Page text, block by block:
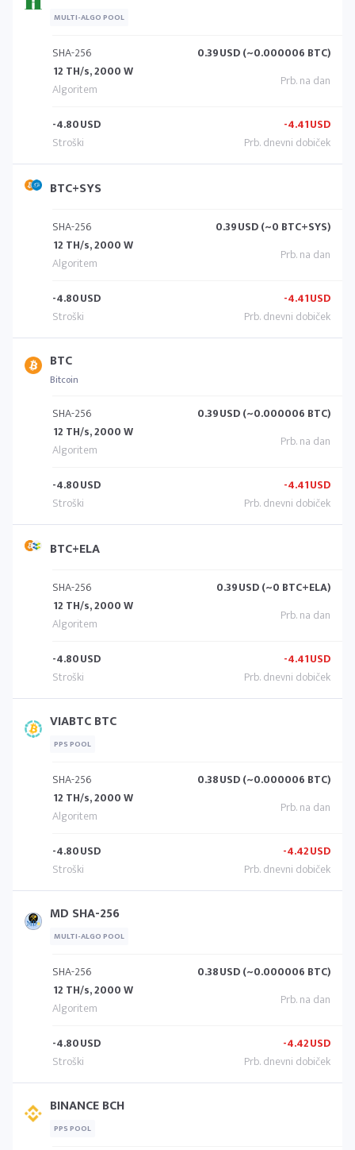
MULTI-ALGO POOL
SHA-256
12 TH/s, 2000 W
0.39USD (~0.000006 BTC)
-4.80USD -4.41USD
BTC+SYS
SHA-256
12 TH/s, 2000 W
0.39USD (~0 BTC+SYS)
-4.80USD -4.41USD
BTC
Bitcoin
SHA-256
12 TH/s, 2000 W
0.39USD (~0.000006 BTC)
-4.80USD -4.41USD
BTC+ELA
SHA-256
12 TH/s, 2000 W
0.39USD (~0 BTC+ELA)
-4.80USD -4.41USD
VIABTC BTC
PPS POOL
SHA-256
12 TH/s, 2000 W
0.38USD (~0.000006 BTC)
-4.80USD -4.42USD
MD SHA-256
MULTI-ALGO POOL
SHA-256
12 TH/s, 2000 W
0.38USD (~0.000006 BTC)
-4.80USD -4.42USD
BINANCE BCH
PPS POOL